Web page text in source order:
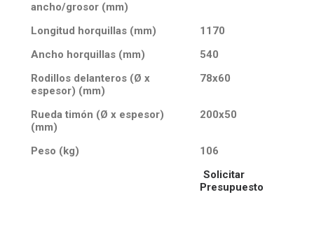
ancho/grosor (mm)
Longitud horquillas (mm)
1170
Ancho horquillas (mm)
540
Rodillos delanteros (Ø x
espesor) (mm)
78x60
Rueda timón (Ø x espesor)
(mm)
200x50
Peso (kg)
106
Solicitar
Presupuesto